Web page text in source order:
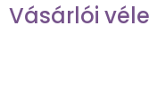
Vásárlói